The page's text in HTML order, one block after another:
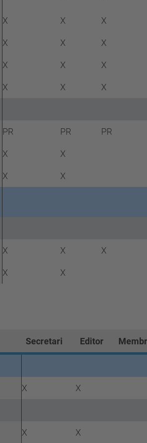
X X X
X X X
X X X
X X X
PR PR PR
X X
X X
X X X
X X
Secretari Editor
X X
X X